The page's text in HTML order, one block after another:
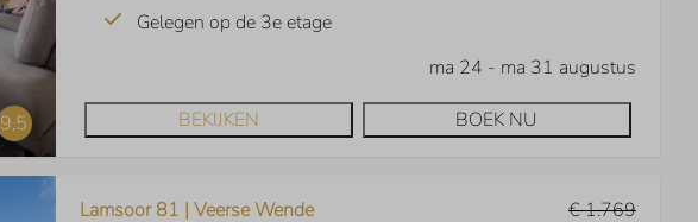
9,5
Gelegen op de 3e etage
ma 24 - ma 31 augustus
BEKIJKEN
BOEK NU
€ 1.769
Lamsoor 81 | Veerse Wende